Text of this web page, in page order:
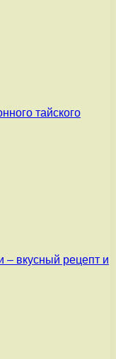
тайского
– вкусный рецепт и